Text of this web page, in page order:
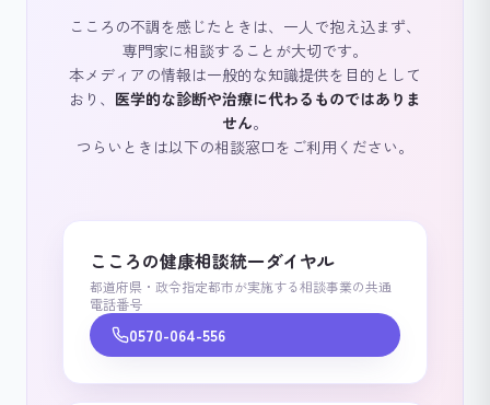
こころの不調を感じたときは、一人で抱え込まず、
専門家に相談することが大切です。
本メディアの情報は一般的な知識提供を目的として
おり、 医学的な診断や治療に代わるものではありま
せん。
つらいときは以下の相談窓口をご利用ください。
こころの健康相談統一ダイヤル
都道府県・政令指定都市が実施する相談事業の共通
電話番号
0570-064-556